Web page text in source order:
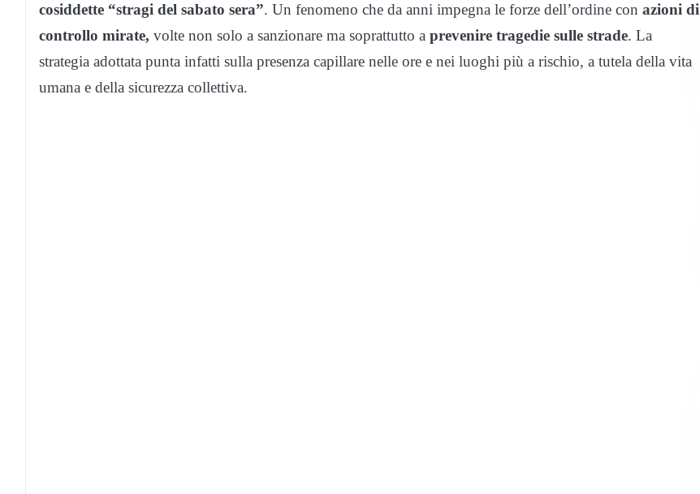
cosiddette “stragi del sabato sera”. Un fenomeno che da anni impegna le forze dell’ordine con azioni di
controllo mirate, volte non solo a sanzionare ma soprattutto a prevenire tragedie sulle strade. La
strategia adottata punta infatti sulla presenza capillare nelle ore e nei luoghi più a rischio, a tutela della vita
umana e della sicurezza collettiva.